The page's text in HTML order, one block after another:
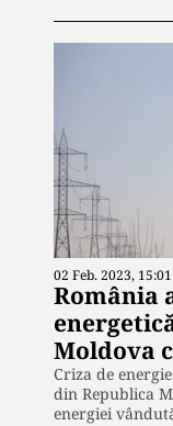
02 Feb. 2023, 15:01
România
Moldova
Criza de
din Republica
energiei